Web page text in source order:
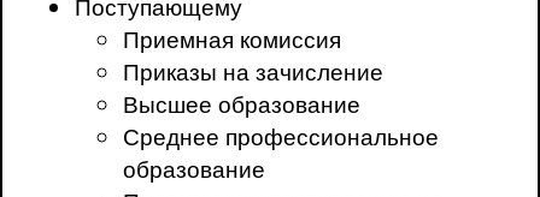
Приемная комиссия
Приказы на зачисление
Высшее образование
Среднее профессиональное
образование